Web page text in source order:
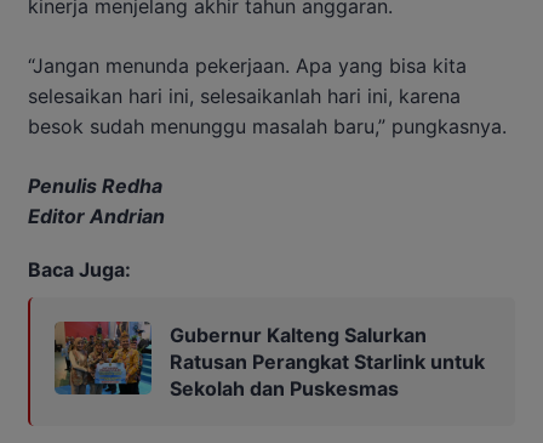
kinerja menjelang akhir tahun anggaran.
“Jangan menunda pekerjaan. Apa yang bisa kita
selesaikan hari ini, selesaikanlah hari ini, karena
besok sudah menunggu masalah baru,” pungkasnya.
Penulis Redha
Editor Andrian
Baca Juga:
Gubernur Kalteng Salurkan
Ratusan Perangkat Starlink untuk
Sekolah dan Puskesmas